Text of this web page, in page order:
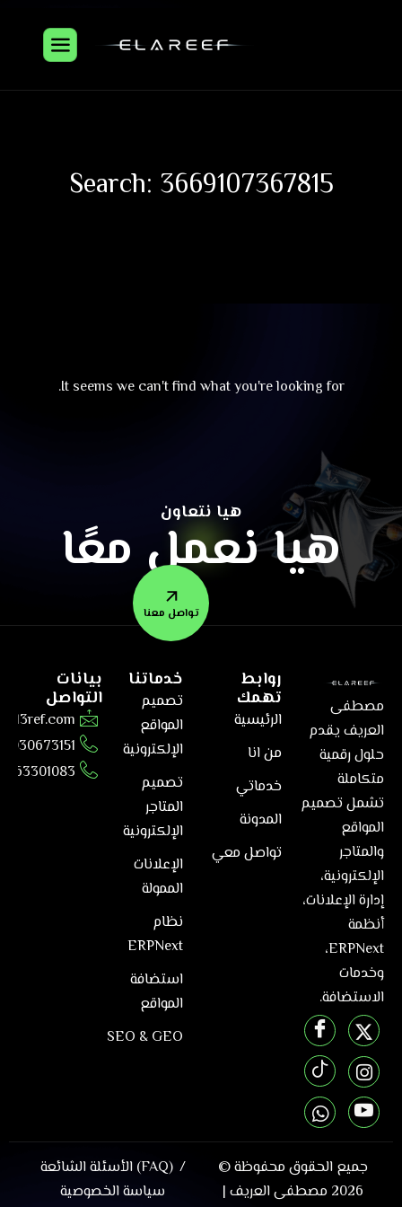
Search: 3669107367815
It seems we can't find what you're looking for.
هيا نتعاون
هيا نعمل معًا
تواصل معنا
مصطفى
العريف يقدم
حلول رقمية
متكاملة
تشمل تصميم
المواقع
والمتاجر
الإلكترونية،
إدارة الإعلانات،
أنظمة
ERPNext،
وخدمات
الاستضافة.
روابط
تهمك
الرئيسية
من انا
خدماتي
المدونة
تواصل معي
خدماتنا
تصميم
المواقع
الإلكترونية
تصميم
المتاجر
الإلكترونية
الإعلانات
الممولة
نظام
ERPNext
استضافة
المواقع
SEO & GEO
بيانات
التواصل
جميع الحقوق محفوظة ©
2026 مصطفى العريف |
الأسئلة الشائعة (FAQ)
سياسة الخصوصية